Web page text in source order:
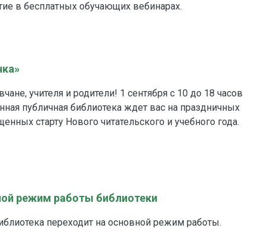
в бесплатных обучающих вебинарах.
учителя и родители! 1 сентября с 10 до 18 часов
публичная библиотека ждет вас на праздничных
старту Нового читательского и учебного года.
режим работы библиотеки
переходит на основной режим работы.